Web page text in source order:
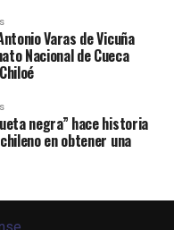
Varas de Vicuña
Nacional de Cueca
negra” hace historia
en obtener una